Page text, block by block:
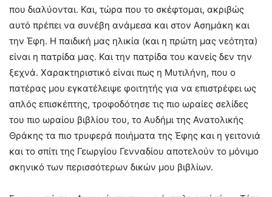
που διαλύονται. Και, τώρα που το σκέφτομαι, ακριβώς
αυτό πρέπει να συνέβη ανάμεσα και στον Ασημάκη και
την Έφη. Η παιδική μας ηλικία (και η πρώτη μας νεότητα)
είναι η πατρίδα μας. Και την πατρίδα του κανείς δεν την
ξεχνά. Χαρακτηριστικό είναι πως η Μυτιλήνη, που ο
πατέρας μου εγκατέλειψε φοιτητής για να επιστρέφει ως
απλός επισκέπτης, τροφοδότησε τις πιο ωραίες σελίδες
του πιο ωραίου βιβλίου του, το Αυδήμι της Ανατολικής
Θράκης τα πιο τρυφερά ποιήματα της Έφης και η γειτονιά
και το σπίτι της Γεωργίου Γενναδίου αποτελούν το μόνιμο
σκηνικό των περισσότερων δικών μου βιβλίων.